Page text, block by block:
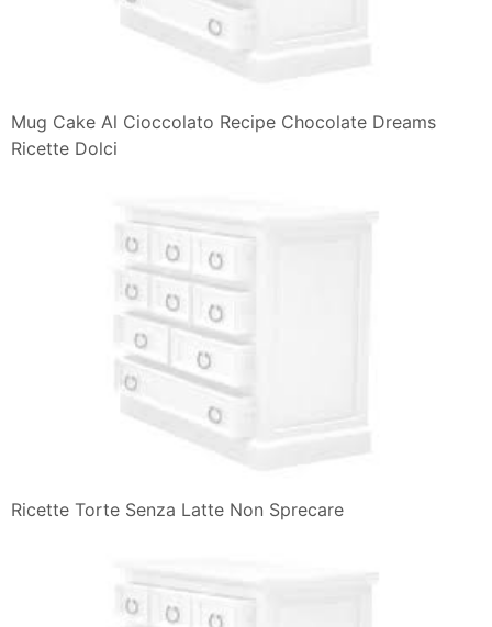
Mug Cake Al Cioccolato Recipe Chocolate Dreams
Ricette Dolci
Ricette Torte Senza Latte Non Sprecare